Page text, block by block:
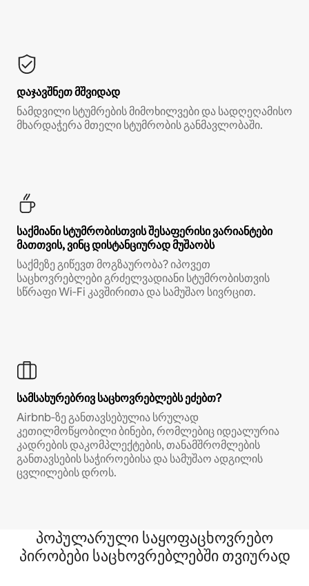
დაჯავშნეთ მშვიდად
ნამდვილი სტუმრების მიმოხილვები და სადღეღამისო
მხარდაჭერა მთელი სტუმრობის განმავლობაში.
საქმიანი სტუმრობისთვის შესაფერისი ვარიანტები
მათთვის, ვინც დისტანციურად მუშაობს
საქმეზე გიწევთ მოგზაურობა? იპოვეთ
საცხოვრებლები გრძელვადიანი სტუმრობისთვის
სწრაფი Wi‑Fi კავშირითა და სამუშაო სივრცით.
სამსახურებრივ საცხოვრებლებს ეძებთ?
Airbnb‑ზე განთავსებულია სრულად
კეთილმოწყობილი ბინები, რომლებიც იდეალურია
კადრების დაკომპლექტების, თანამშრომლების
განთავსების საჭიროებისა და სამუშაო ადგილის
ცვლილების დროს.
პოპულარული საყოფაცხოვრებო
პირობები საცხოვრებლებში თვიურად